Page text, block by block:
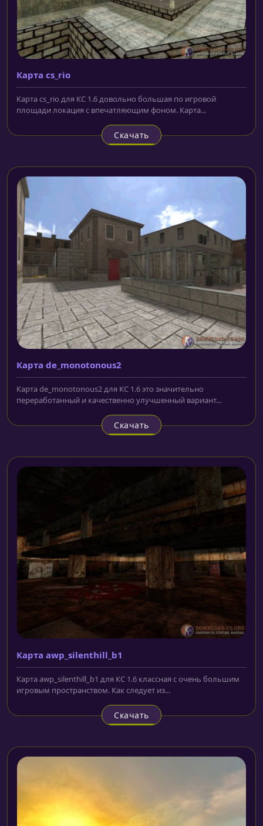
Карта cs_rio
Карта cs_rio для КС 1.6 довольно большая по игровой
площади локация с впечатляющим фоном. Карта...
Скачать
Карта de_monotonous2
Карта de_monotonous2 для КС 1.6 это значительно
переработанный и качественно улучшенный вариант...
Скачать
Карта awp_silenthill_b1
Карта awp_silenthill_b1 для КС 1.6 классная с очень большим
игровым пространством. Как следует из...
Скачать